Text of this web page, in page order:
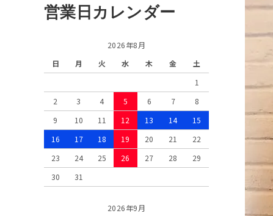
営業日カレンダー
2026年8月
日
月 火 水 木 金
土
1
2
3 4 5 6 7
8
9
10 11 12 13 14
15
16
17 18 19 20 21
22
23
24 25 26 27 28
29
30
31
2026年9月